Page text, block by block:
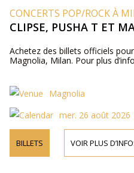
CONCERTS POP/ROCK À
CLIPSE, PUSHA T ET
Achetez des billets officiels
Magnolia, Milan. Pour plus
Magnolia
mer. 26 août 2026
BILLETS VOIR PLUS